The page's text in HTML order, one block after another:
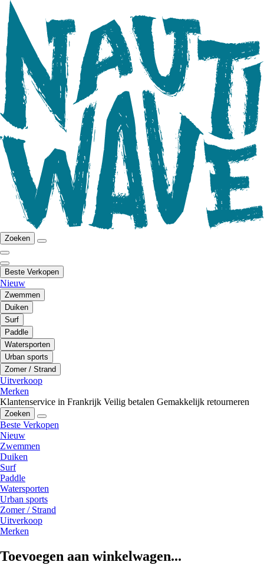
Zoeken
Beste Verkopen
Nieuw
Zwemmen
Duiken
Surf
Paddle
Watersporten
Urban sports
Zomer / Strand
Uitverkoop
Merken
Klantenservice in Frankrijk Veilig betalen Gemakkelijk retourneren
Zoeken
Beste Verkopen
Nieuw
Zwemmen
Duiken
Surf
Paddle
Watersporten
Urban sports
Zomer / Strand
Uitverkoop
Merken
Toevoegen aan winkelwagen...